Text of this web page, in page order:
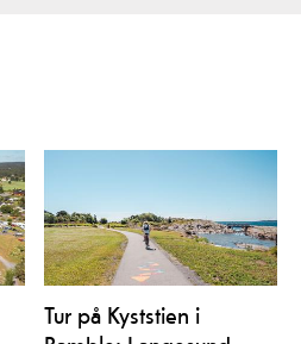
Tur på Kyststien i